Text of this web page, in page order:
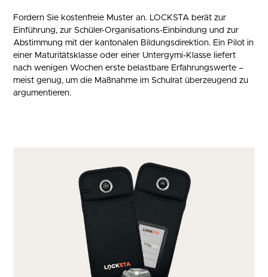
Fordern Sie kostenfreie Muster an. LOCKSTA berät zur
Einführung, zur Schüler-Organisations-Einbindung und zur
Abstimmung mit der kantonalen Bildungsdirektion. Ein Pilot in
einer Maturitätsklasse oder einer Untergymi-Klasse liefert
nach wenigen Wochen erste belastbare Erfahrungswerte –
meist genug, um die Maßnahme im Schulrat überzeugend zu
argumentieren.